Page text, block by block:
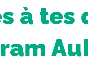
à tes